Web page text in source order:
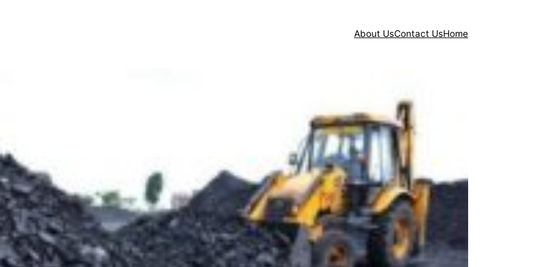
About UsContact UsHome